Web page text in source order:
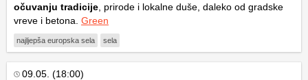
očuvanju tradicije , prirode i lokalne duše, daleko od gradske
vreve i betona. Green
najljepša europska sela sela
09.05. (18:00)